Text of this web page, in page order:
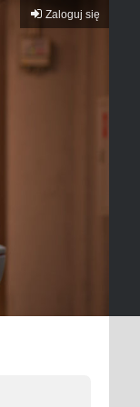
Zaloguj się